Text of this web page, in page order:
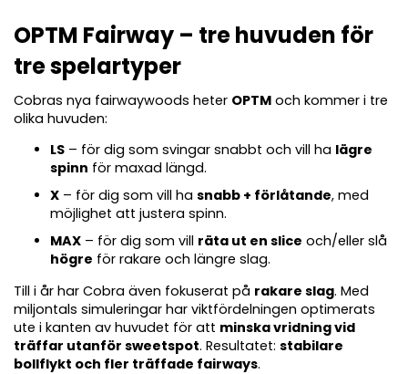
OPTM Fairway – tre huvuden för
tre spelartyper
Cobras nya fairwaywoods heter OPTM och kommer i tre
olika huvuden:
LS – för dig som svingar snabbt och vill ha lägre
spinn för maxad längd.
X – för dig som vill ha snabb + förlåtande, med
möjlighet att justera spinn.
MAX – för dig som vill räta ut en slice och/eller slå
högre för rakare och längre slag.
Till i år har Cobra även fokuserat på rakare slag. Med
miljontals simuleringar har viktfördelningen optimerats
ute i kanten av huvudet för att minska vridning vid
träffar utanför sweetspot. Resultatet: stabilare
bollflykt och fler träffade fairways.